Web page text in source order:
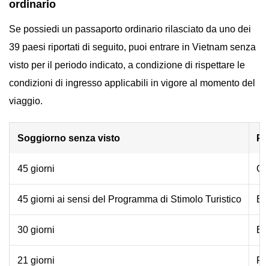
ordinario
Se possiedi un passaporto ordinario rilasciato da uno dei
39 paesi riportati di seguito, puoi entrare in Vietnam senza
visto per il periodo indicato, a condizione di rispettare le
condizioni di ingresso applicabili in vigore al momento del
viaggio.
Soggiorno senza visto
45 giorni
45 giorni ai sensi del Programma di Stimolo Turistico
30 giorni
21 giorni